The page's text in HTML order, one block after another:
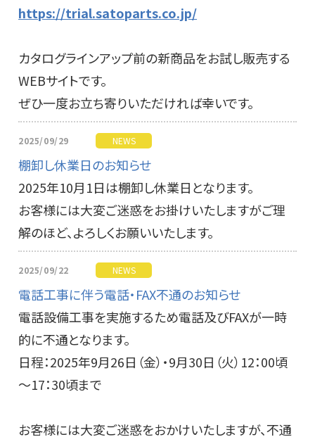
https://trial.satoparts.co.jp/
カタログラインアップ前の新商品をお試し販売する
WEBサイトです。
ぜひ一度お立ち寄りいただければ幸いです。
2025/09/29 NEWS
棚卸し休業日のお知らせ
2025年10月1日は棚卸し休業日となります。
お客様には大変ご迷惑をお掛けいたしますがご理
解のほど、よろしくお願いいたします。
2025/09/22 NEWS
電話工事に伴う電話・FAX不通のお知らせ
電話設備工事を実施するため電話及びFAXが一時
的に不通となります。
日程：2025年9月26日（金）・9月30日（火）12：00頃
～17：30頃まで
お客様には大変ご迷惑をおかけいたしますが、不通